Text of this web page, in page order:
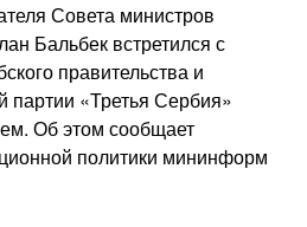
Совета министров
Бальбек встретился с
правительства и
партии «Третья Сербия»
Об этом сообщает
политики мининформ